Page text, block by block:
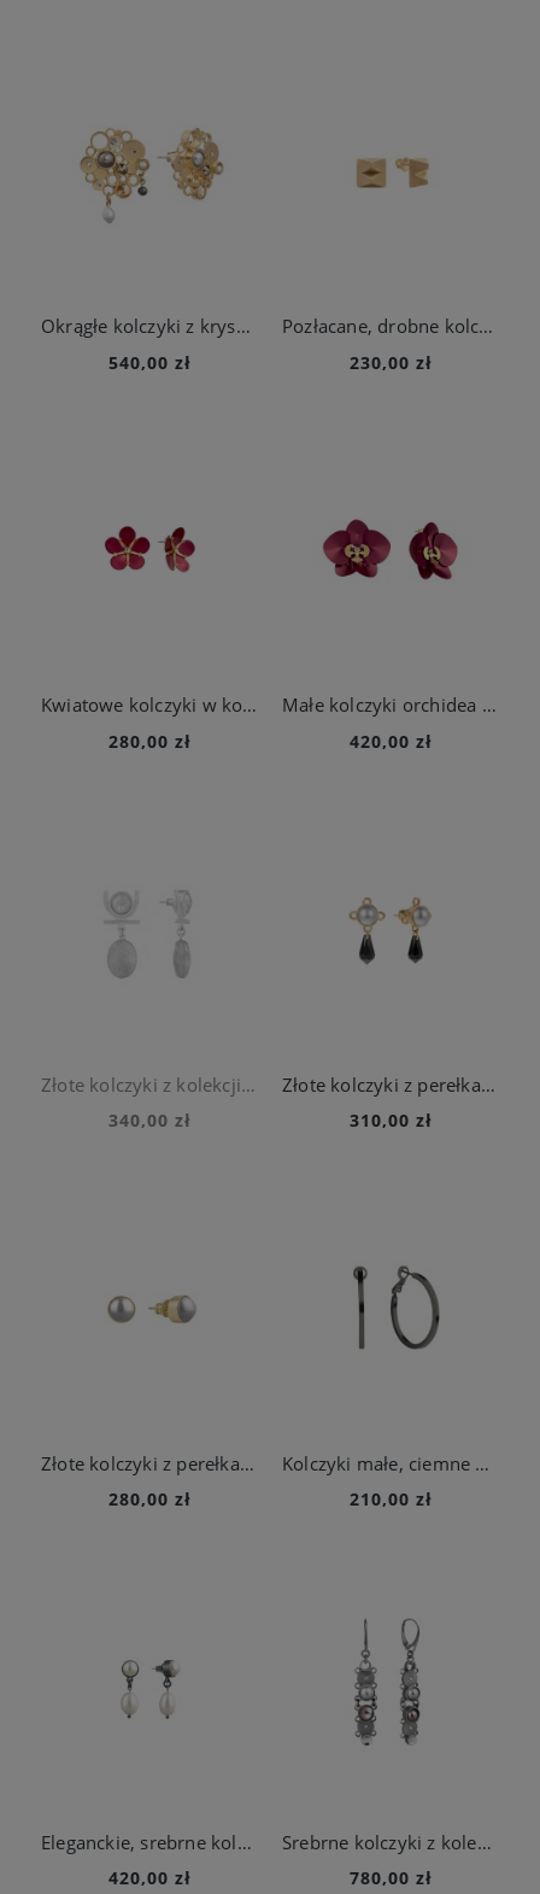
Okrągłe kolczyki z kryształami z kolekcji Soda
540,00 zł
Pozłacane, drobne kolczyki na sztyft z kolekcji Julia
230,00 zł
Kwiatowe kolczyki w kolorze amarantowym z kolekcji Plantis
280,00 zł
Małe kolczyki orchidea w kolorze amarantowym z kolekcji Plantis
420,00 zł
Złote kolczyki z kolekcji Gelato z różowym kwarcem
340,00 zł
Złote kolczyki z perełkami i kryształami z kolekcji Soda
310,00 zł
Złote kolczyki z perełkami z kolekcji Soda
280,00 zł
Kolczyki małe, ciemne koła z kolekcji Machiny
210,00 zł
Eleganckie, srebrne kolczyki z kolekcji Parer
420,00 zł
Srebrne kolczyki z kolekcji Soda na biglu angielskim
780,00 zł